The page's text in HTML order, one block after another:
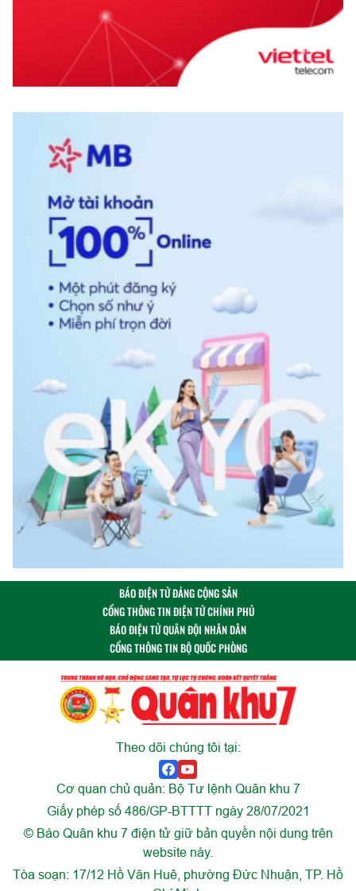
BÁO ĐIỆN TỬ ĐẢNG CỘNG SẢN
CỔNG THÔNG TIN ĐIỆN TỬ CHÍNH PHỦ
BÁO ĐIỆN TỬ QUÂN ĐỘI NHÂN DÂN
CỔNG THÔNG TIN BỘ QUỐC PHÒNG
Theo dõi chúng tôi tại:
Cơ quan chủ quản: Bộ Tư lệnh Quân khu 7
Giấy phép số 486/GP-BTTTT ngày 28/07/2021
© Báo Quân khu 7 điện tử giữ bản quyền nội dung trên
website này.
Tòa soạn: 17/12 Hồ Văn Huê, phường Đức Nhuận, TP. Hồ